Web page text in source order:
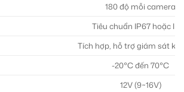
180 độ mỗi camera
Tiêu chuẩn IP67 hoặc
Tích hợp, hỗ trợ giám sát khi
-20°C đến 70°C
12V (9~16V)